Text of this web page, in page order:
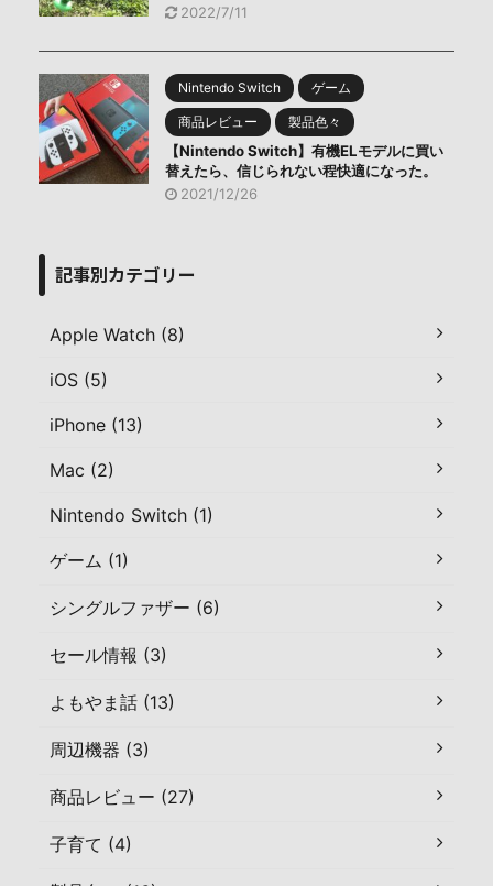
2022/7/11
Nintendo Switch ゲーム
商品レビュー 製品色々
【Nintendo Switch】有機ELモデルに買い
替えたら、信じられない程快適になった。
2021/12/26
記事別カテゴリー
Apple Watch (8)
iOS (5)
iPhone (13)
Mac (2)
Nintendo Switch (1)
ゲーム (1)
シングルファザー (6)
セール情報 (3)
よもやま話 (13)
周辺機器 (3)
商品レビュー (27)
子育て (4)